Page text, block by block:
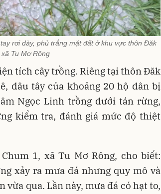
rơi dày, phủ trắng mặt đất ở khu vực thôn Đăk
Tu Mơ Rông
tích cây trồng. Riêng tại thôn Đăk
dâu tây của khoảng 20 hộ dân bị
Ngọc Linh trồng dưới tán rừng,
kiểm tra, đánh giá mức độ thiệt
1, xã Tu Mơ Rông, cho biết:
xảy ra mưa đá nhưng quy mô và
qua. Lần này, mưa đá có hạt to,